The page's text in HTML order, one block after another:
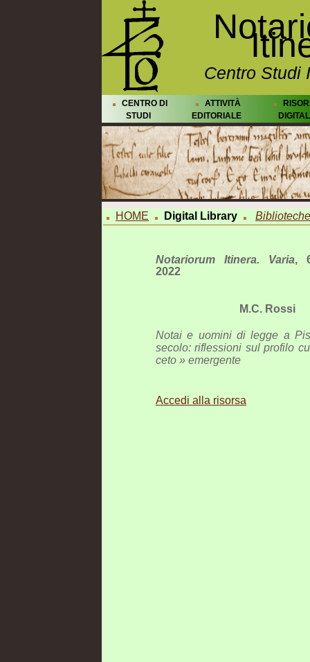
Centro Studi
CENTRO DI
STUDI
ATTIVITÀ
EDITORIALE
HOME Digital Library
Notariorum Itinera. Varia,
2022
M.C. Rossi
Notai e uomini di legge a
secolo: riflessioni sul profilo
ceto » emergente
Accedi alla risorsa